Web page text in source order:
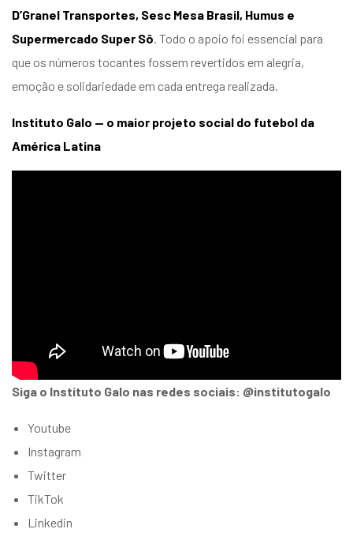
D’Granel Transportes, Sesc Mesa Brasil, Humus e
Supermercado Super Sô. Todo o apoio foi essencial para
que os números tocantes fossem revertidos em alegria,
emoção e solidariedade em cada entrega realizada.
Instituto Galo — o maior projeto social do futebol da
América Latina
Siga o Instituto Galo nas redes sociais: @institutogalo
Youtube
Instagram
Twitter
TikTok
Linkedin